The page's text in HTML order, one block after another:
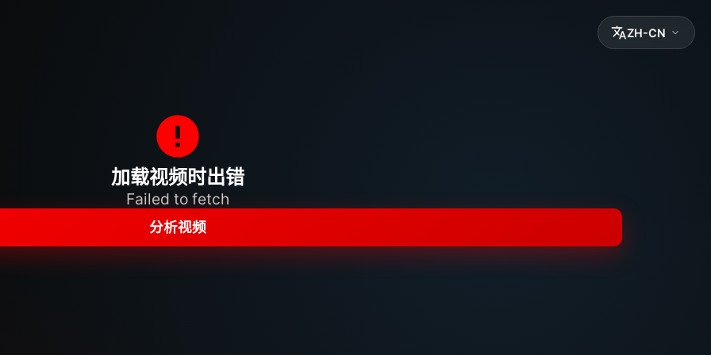
ZH-CN
加载视频时出错
Failed to fetch
分析视频